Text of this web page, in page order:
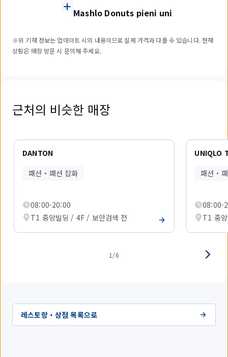
Mashlo Donuts pieni uni
※위 기재 정보는 업데이트 시의 내용이므로 실제 가격과 다를 수 있습니다. 현재
상황은 매장 방문 시 문의해 주세요.
근처의 비슷한 매장
DANTON
패션・패션 잡화
08:00-20:00
T1 중앙빌딩 / 4F / 보안검색 전
UNIQLO
패션・
08:00-
T1 중
1/6
레스토랑・상점 목록으로